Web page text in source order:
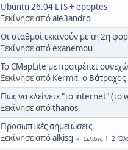
Ubuntu 26.04 LTS + epoptes
Ξεκίνησε απόale3andro
Οι σταθμοί εκκινούν με τη 2η
Ξεκίνησε απόexanemou
To CMapLite με προτρέπει
Ξεκίνησε από Kermit, ο Βάτραχος
Πως να κλείνετε "το internet" (το
Ξεκίνησε απόthanos
Προσωπικές σημειώσεις
Ξεκίνησε απόalkisg Σελίδες 1 2